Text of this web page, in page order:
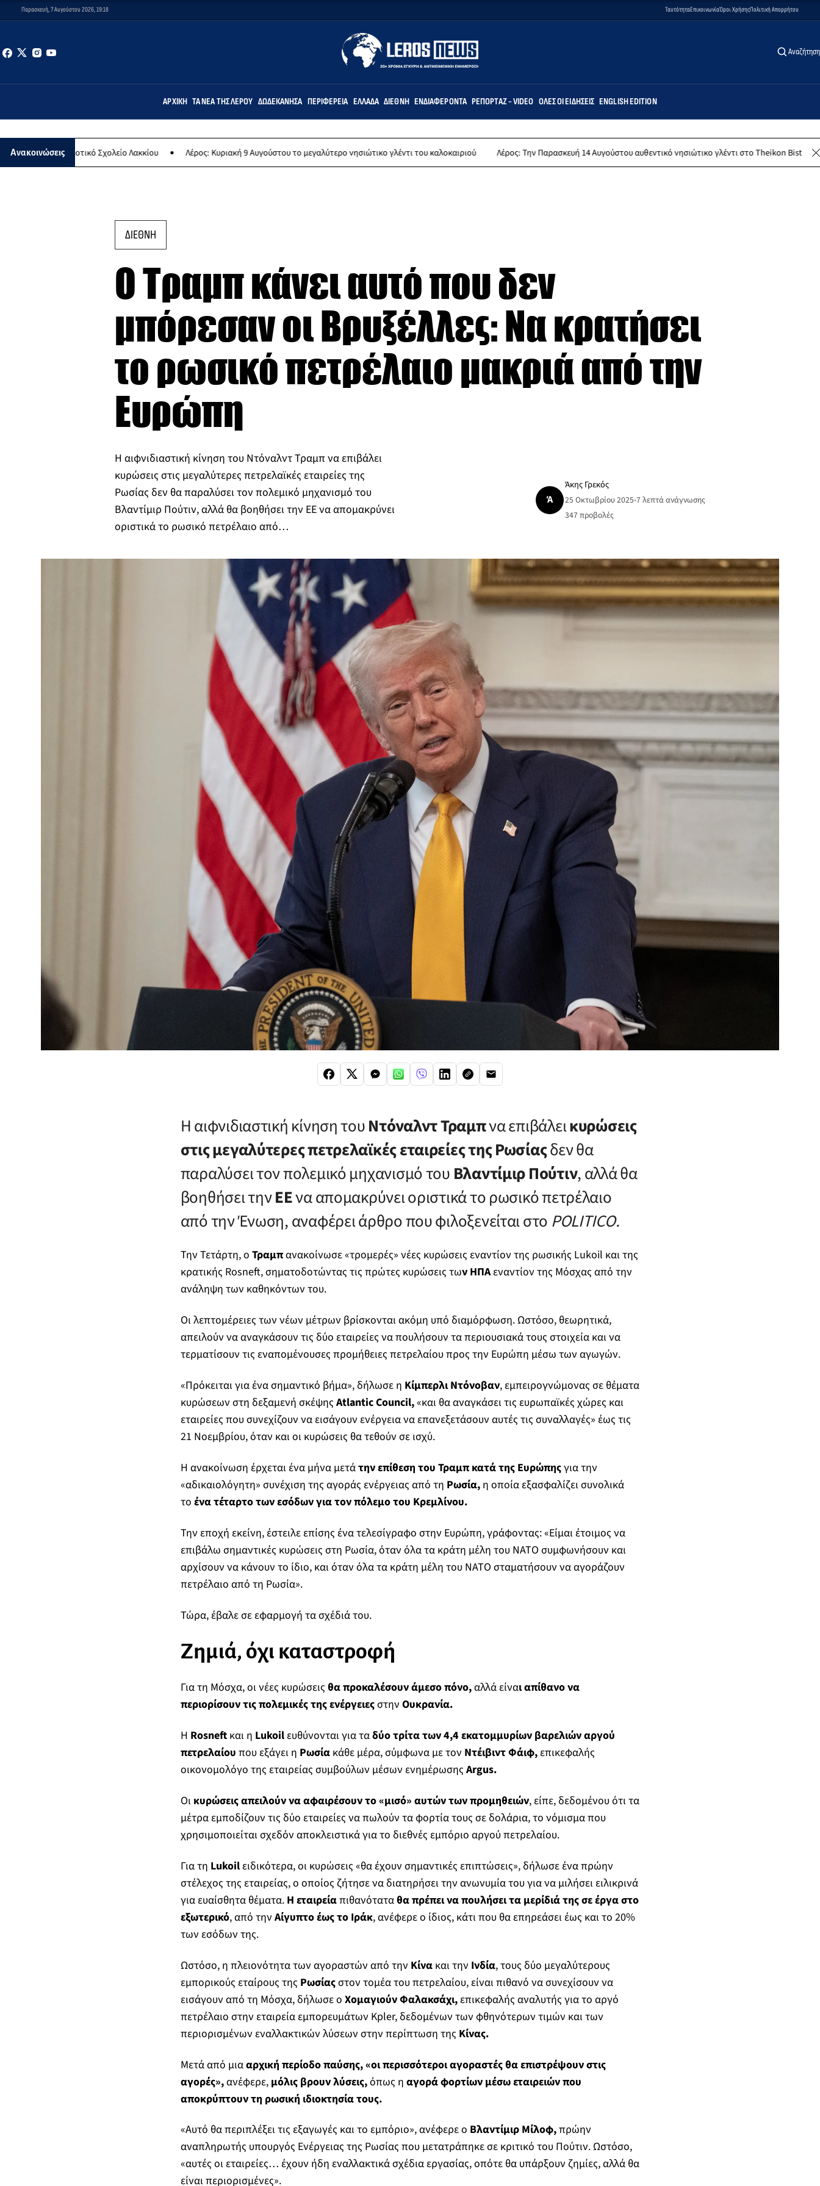
Παρασκευή, 7 Αυγούστου 2026, 19:18 ΤαυτότηταΕπικοινωνίαΌροι ΧρήσηςΠολιτική Απορρήτου
Αναζήτηση
ΑΡΧΙΚΉ ΤΑ ΝΈΑ ΤΗΣ ΛΈΡΟΥ ΔΩΔΕΚΆΝΗΣΑ ΠΕΡΙΦΈΡΕΙΑ ΕΛΛΆΔΑ ΔΙΕΘΝΉ ΕΝΔΙΑΦΈΡΟΝΤΑ ΡΕΠΟΡΤΆΖ - VIDEO ΌΛΕΣ ΟΙ ΕΙΔΉΣΕΙΣ ENGLISH EDITION
ΑνακοινώσειςΣχολείο Λακκίου Λέρος: Κυριακή 9 Αυγούστου το μεγαλύτερο νησιώτικο γλέντι του καλοκαιριού Λέρος: Την Παρασκευή 14 Αυγούστου αυθεντικό νησιώτικο γλέντι στο Theikon Bistro Restaurant!
ΔΙΕΘΝΗ
O Τραμπ κάνει αυτό που δεν
μπόρεσαν οι Βρυξέλλες: Να κρατήσει
το ρωσικό πετρέλαιο μακριά από την
Ευρώπη
Η αιφνιδιαστική κίνηση του Ντόναλντ Τραμπ να επιβάλει
κυρώσεις στις μεγαλύτερες πετρελαϊκές εταιρείες της
Ρωσίας δεν θα παραλύσει τον πολεμικό μηχανισμό του
Βλαντίμιρ Πούτιν, αλλά θα βοηθήσει την ΕΕ να απομακρύνει
οριστικά το ρωσικό πετρέλαιο από…
Ά
Άκης Γρεκός
25 Οκτωβρίου 2025•7 λεπτά ανάγνωσης
347 προβολές
Η αιφνιδιαστική κίνηση τουΝτόναλντ Τραμπνα επιβάλεικυρώσεις
στις μεγαλύτερες πετρελαϊκές εταιρείες της Ρωσίαςδεν θα
παραλύσει τον πολεμικό μηχανισμό του Βλαντίμιρ Πούτιν, αλλά θα
βοηθήσει τηνΕΕνα απομακρύνει οριστικά το ρωσικό πετρέλαιο
από την Ένωση, αναφέρει άρθρο που φιλοξενείται στο POLITICO.
Την Τετάρτη, ο Τραμπανακοίνωσε «τρομερές» νέες κυρώσεις εναντίον της ρωσικής Lukoil και της
κρατικής Rosneft, σηματοδοτώντας τις πρώτες κυρώσεις των ΗΠΑεναντίον της Μόσχας από την
ανάληψη των καθηκόντων του.
Οι λεπτομέρειες των νέων μέτρων βρίσκονται ακόμη υπό διαμόρφωση. Ωστόσο, θεωρητικά,
απειλούν να αναγκάσουν τις δύο εταιρείες να πουλήσουν τα περιουσιακά τους στοιχεία και να
τερματίσουν τις εναπομένουσες προμήθειες πετρελαίου προς την Ευρώπη μέσω των αγωγών.
«Πρόκειται για ένα σημαντικό βήμα», δήλωσε η Κίμπερλι Ντόνοβαν, εμπειρογνώμονας σε θέματα
κυρώσεων στη δεξαμενή σκέψης Atlantic Council,«και θα αναγκάσει τις ευρωπαϊκές χώρες και
εταιρείες που συνεχίζουν να εισάγουν ενέργεια να επανεξετάσουν αυτές τις συναλλαγές» έως τις
21 Νοεμβρίου, όταν και οι κυρώσεις θα τεθούν σε ισχύ.
Η ανακοίνωση έρχεται ένα μήνα μετάτην επίθεση του Τραμπ κατά της Ευρώπηςγια την
«αδικαιολόγητη» συνέχιση της αγοράς ενέργειας από τη Ρωσία,η οποία εξασφαλίζει συνολικά
το ένα τέταρτο των εσόδων για τον πόλεμο του Κρεμλίνου.
Την εποχή εκείνη, έστειλε επίσης ένα τελεσίγραφο στην Ευρώπη, γράφοντας: «Είμαι έτοιμος να
επιβάλω σημαντικές κυρώσεις στη Ρωσία, όταν όλα τα κράτη μέλη του ΝΑΤΟ συμφωνήσουν και
αρχίσουν να κάνουν το ίδιο, και όταν όλα τα κράτη μέλη του ΝΑΤΟ σταματήσουν να αγοράζουν
πετρέλαιο από τη Ρωσία».
Τώρα, έβαλε σε εφαρμογή τα σχέδιά του.
Ζημιά, όχι καταστροφή
Για τη Μόσχα, οι νέες κυρώσεις θα προκαλέσουν άμεσο πόνο,αλλά είναι απίθανο να
περιορίσουν τις πολεμικές της ενέργειεςστην Ουκρανία.
Η Rosneftκαι η Lukoilευθύνονται για ταδύο τρίτα των 4,4 εκατομμυρίων βαρελιών αργού
πετρελαίου που εξάγει η Ρωσία κάθε μέρα, σύμφωνα με τον Ντέιβιντ Φάιφ,επικεφαλής
οικονομολόγο της εταιρείας συμβούλων μέσων ενημέρωσης Argus.
Οι κυρώσεις απειλούν να αφαιρέσουν το «μισό» αυτών των προμηθειών, είπε, δεδομένου ότι τα
μέτρα εμποδίζουν τις δύο εταιρείες να πωλούν τα φορτία τους σε δολάρια, το νόμισμα που
χρησιμοποιείται σχεδόν αποκλειστικά για το διεθνές εμπόριο αργού πετρελαίου.
Για τη Lukoilειδικότερα, οι κυρώσεις «θα έχουν σημαντικές επιπτώσεις», δήλωσε ένα πρώην
στέλεχος της εταιρείας, ο οποίος ζήτησε να διατηρήσει την ανωνυμία του για να μιλήσει ειλικρινά
για ευαίσθητα θέματα. Η εταιρείαπιθανόταταθα πρέπει να πουλήσει τα μερίδιά της σε έργα στο
εξωτερικό, από την Αίγυπτο έως το Ιράκ, ανέφερε ο ίδιος, κάτι που θα επηρεάσει έως και το 20%
των εσόδων της.
Ωστόσο, η πλειονότητα των αγοραστών από την Κίνα και την Ινδία, τους δύο μεγαλύτερους
εμπορικούς εταίρους της Ρωσίαςστον τομέα του πετρελαίου, είναι πιθανό να συνεχίσουν να
εισάγουν από τη Μόσχα, δήλωσε ο Χομαγιούν Φαλακσάχι,επικεφαλής αναλυτής για το αργό
πετρέλαιο στην εταιρεία εμπορευμάτων Kpler, δεδομένων των φθηνότερων τιμών και των
περιορισμένων εναλλακτικών λύσεων στην περίπτωση της Κίνας.
Μετά από μιααρχική περίοδο παύσης,«οι περισσότεροι αγοραστές θα επιστρέψουν στις
αγορές»,ανέφερε, μόλις βρουν λύσεις,όπως η αγορά φορτίων μέσω εταιρειών που
αποκρύπτουν τη ρωσική ιδιοκτησία τους.
«Αυτό θα περιπλέξει τις εξαγωγές και το εμπόριο», ανέφερε ο Βλαντίμιρ Μίλοφ,πρώην
αναπληρωτής υπουργός Ενέργειας της Ρωσίας που μετατράπηκε σε κριτικό του Πούτιν. Ωστόσο,
«αυτές οι εταιρείες… έχουν ήδη εναλλακτικά σχέδια εργασίας, οπότε θα υπάρξουν ζημίες, αλλά θα
είναι περιορισμένες».